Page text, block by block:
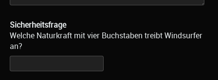
Sicherheitsfrage
Welche Naturkraft mit vier Buchstaben treibt Windsurfer
an?